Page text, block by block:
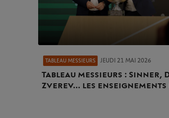
TABLEAU MESSIEURS JEUDI 21 MAI 2026
Tableau messieurs : Sinner,
Zverev... les enseignements